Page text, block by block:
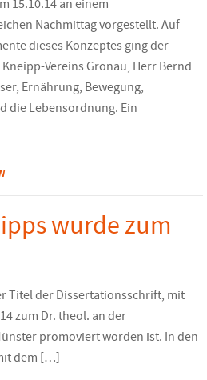
15.10.14 an einem
Nachmittag vorgestellt. Auf
dieses Konzeptes ging der
Vereins Gronau, Herr Bernd
Ernährung, Bewegung,
die Lebensordnung. Ein
wurde zum
Titel der Dissertationsschrift, mit
zum Dr. theol. an der
promoviert worden ist. In den
dem […]